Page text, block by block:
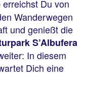
erreichst Du von
Wanderwegen
und genießt die
S’Albufera
In diesem
Dich eine